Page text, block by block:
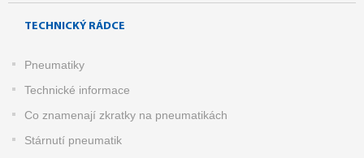
TECHNICKÝ RÁDCE
Pneumatiky
Technické informace
Co znamenají zkratky na pneumatikách
Stárnutí pneumatik